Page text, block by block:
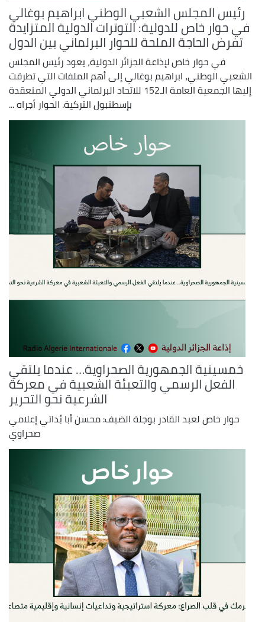
رئيس المجلس الشعبي الوطني ابراهيم بوغالي
في حوار خاص للدولية: التوترات الدولية المتزايدة
تفرض الحاجة الملحة للحوار البرلماني بين الدول
في حوار خاص لإذاعة الجزائر الدولية، يعود رئيس المجلس
الشعبي الوطني، ابراهيم بوغالي إلى أهم الملفات التي تطرقت
إليها الجمعية العامة الـ152 للاتحاد البرلماني الدولي المنعقدة
بإسطنبول التركية. الحوار أجراه ...
خمسينية الجمهورية الصحراوية… عندما يلتقي
الفعل الرسمي والتعبئة الشعبية في معركة
الشرعية نحو التحرير
حوار خاص لعبد القادر بوجلة الضيف: محسن أبا بُداتي إعلامي
صحراوي